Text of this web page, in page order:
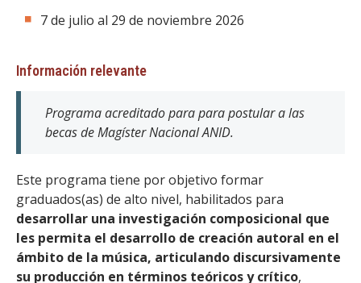
7 de julio al 29 de noviembre 2026
Información relevante
Programa acreditado para para postular a las
becas de Magíster Nacional ANID.
Este programa tiene por objetivo formar
graduados(as) de alto nivel, habilitados para
desarrollar una investigación composicional que
les permita el desarrollo de creación autoral en el
ámbito de la música, articulando discursivamente
su producción en términos teóricos y crítico,